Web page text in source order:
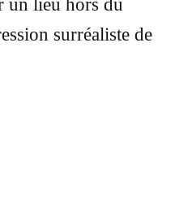
un lieu hors du
surréaliste de